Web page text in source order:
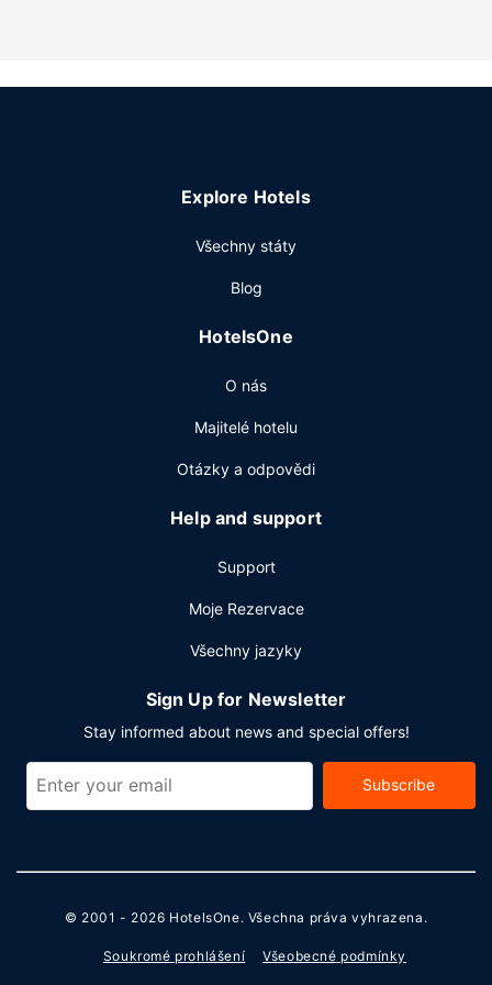
Explore Hotels
Všechny státy
Blog
HotelsOne
O nás
Majitelé hotelu
Otázky a odpovědi
Help and support
Support
Moje Rezervace
Všechny jazyky
Sign Up for Newsletter
Stay informed about news and special offers!
Subscribe
© 2001 - 2026 HotelsOne. Všechna práva vyhrazena.
Soukromé prohlášení Všeobecné podmínky